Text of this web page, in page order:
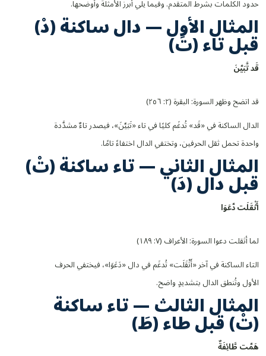
حدود الكلمات بشرط المتقدم. وفيما يلي أبرز الأمثلة وأوضحها.
المثال الأول — دال ساكنة (دْ)
قبل تاء (تَ)
قَد تَّبَيَّنَ
قد اتضح وظهر السورة: البقرة (٢: ٢٥٦)
الدال الساكنة في «قَد» تُدغَم كليًا في تاء «تَبَيَّنَ»، فيصدر تاءٌ مشدَّدة
واحدة تحمل ثقل الحرفين، وتختفي الدال اختفاءً تامًا.
المثال الثاني — تاء ساكنة (تْ)
قبل دال (دَ)
أَثْقَلَت دَّعَوَا
لما أثقلت دعوا السورة: الأعراف (٧: ١٨٩)
التاء الساكنة في آخر «أَثْقَلَت» تُدغَم في دال «دَعَوَا»، فيختفي الحرف
الأول وتُنطق الدال بتشديدٍ واضح.
المثال الثالث — تاء ساكنة
(تْ) قبل طاء (طَ)
هَمَّت طَّائِفَةٌ